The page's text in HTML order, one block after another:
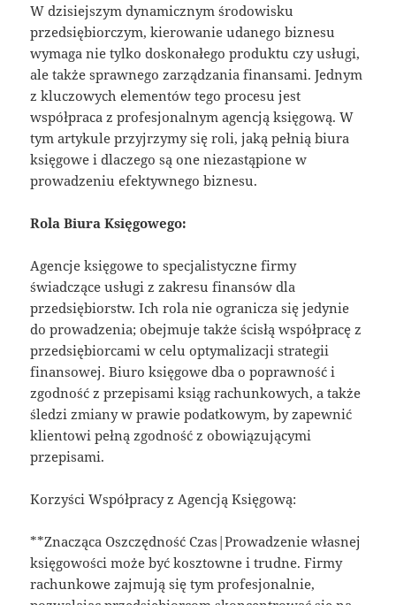
W dzisiejszym dynamicznym środowisku
przedsiębiorczym, kierowanie udanego biznesu
wymaga nie tylko doskonałego produktu czy usługi,
ale także sprawnego zarządzania finansami. Jednym
z kluczowych elementów tego procesu jest
współpraca z profesjonalnym agencją księgową. W
tym artykule przyjrzymy się roli, jaką pełnią biura
księgowe i dlaczego są one niezastąpione w
prowadzeniu efektywnego biznesu.
Rola Biura Księgowego:
Agencje księgowe to specjalistyczne firmy
świadczące usługi z zakresu finansów dla
przedsiębiorstw. Ich rola nie ogranicza się jedynie
do prowadzenia; obejmuje także ścisłą współpracę z
przedsiębiorcami w celu optymalizacji strategii
finansowej. Biuro księgowe dba o poprawność i
zgodność z przepisami ksiąg rachunkowych, a także
śledzi zmiany w prawie podatkowym, by zapewnić
klientowi pełną zgodność z obowiązującymi
przepisami.
Korzyści Współpracy z Agencją Księgową:
**Znacząca Oszczędność Czas|Prowadzenie własnej
księgowości może być kosztowne i trudne. Firmy
rachunkowe zajmują się tym profesjonalnie,